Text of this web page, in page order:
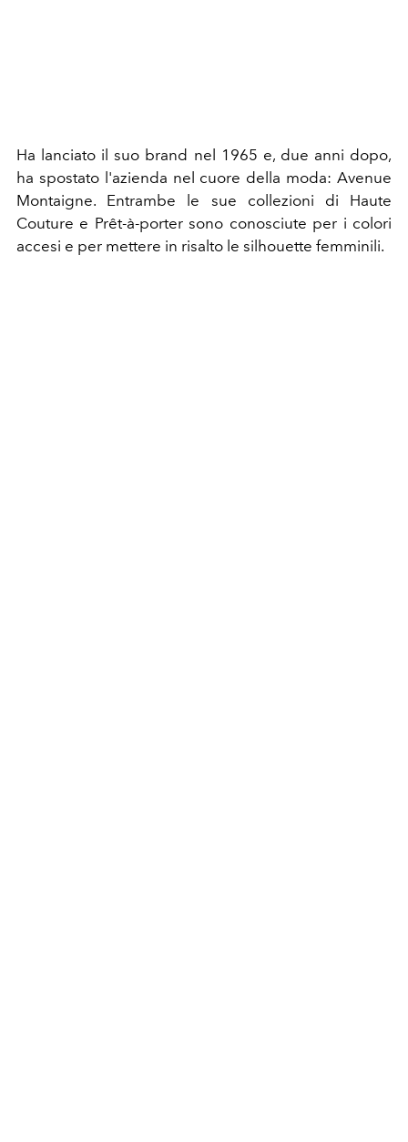
Ha lanciato il suo brand nel 1965 e, due anni dopo,
ha spostato l'azienda nel cuore della moda: Avenue
Montaigne. Entrambe le sue collezioni di Haute
Couture e Prêt-à-porter sono conosciute per i colori
accesi e per mettere in risalto le silhouette femminili.